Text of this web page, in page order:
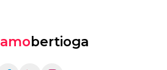
amobertioga